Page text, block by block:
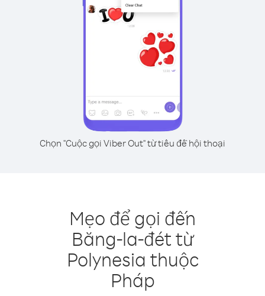
Chọn "Cuộc gọi Viber Out" từ tiêu đề hội thoại
Mẹo để gọi đến
Băng-la-đét từ
Polynesia thuộc
Pháp